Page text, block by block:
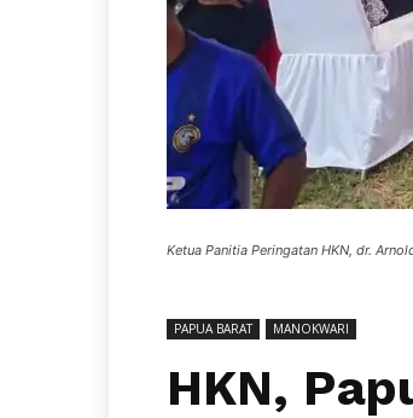
Ketua Panitia Peringatan HKN, dr.
PAPUA BARAT MANOKWARI
HKN,